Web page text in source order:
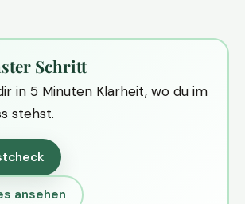
Schritt
in 5 Minuten Klarheit, wo du im
stehst.
ansehen